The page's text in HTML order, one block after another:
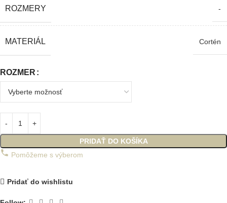
ROZMERY -
MATERIÁL Cortén
ROZMER
PRIDAŤ DO KOŠÍKA
Pomôžeme s výberom
Pridať do wishlistu